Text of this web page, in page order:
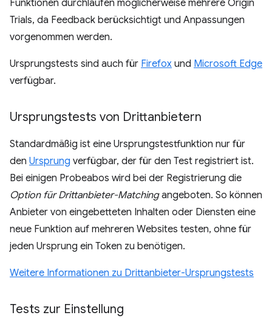
Funktionen durchlaufen möglicherweise mehrere Origin
Trials, da Feedback berücksichtigt und Anpassungen
vorgenommen werden.
Ursprungstests sind auch für Firefox und Microsoft Edge
verfügbar.
Ursprungstests von Drittanbietern
Standardmäßig ist eine Ursprungstestfunktion nur für
den Ursprung verfügbar, der für den Test registriert ist.
Bei einigen Probeabos wird bei der Registrierung die
Option für Drittanbieter-Matchingangeboten. So können
Anbieter von eingebetteten Inhalten oder Diensten eine
neue Funktion auf mehreren Websites testen, ohne für
jeden Ursprung ein Token zu benötigen.
Weitere Informationen zu Drittanbieter-Ursprungstests
Tests zur Einstellung